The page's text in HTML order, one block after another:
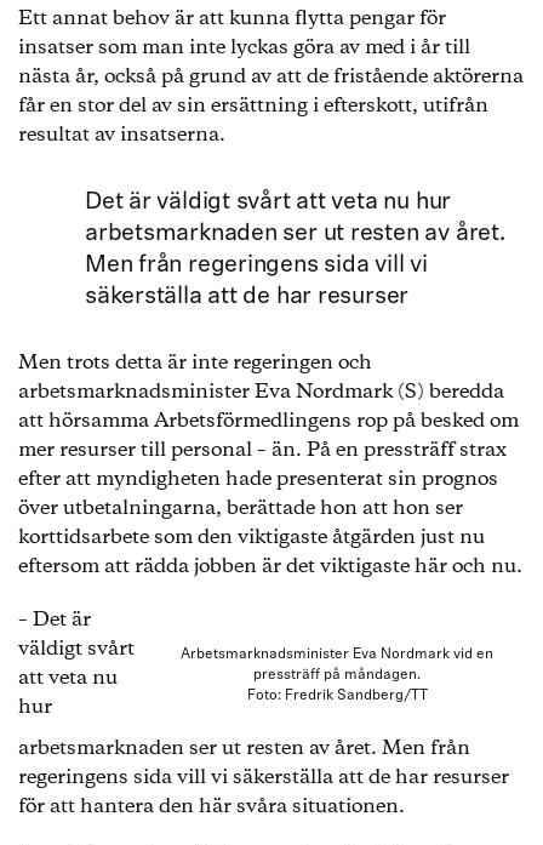
Ett annat behov är att kunna flytta pengar för
insatser som man inte lyckas göra av med i år till
nästa år, också på grund av att de fristående aktörerna
får en stor del av sin ersättning i efterskott, utifrån
resultat av insatserna.
Det är väldigt svårt att veta nu hur
arbetsmarknaden ser ut resten av året.
Men från regeringens sida vill vi
säkerställa att de har resurser
Men trots detta är inte regeringen och
arbetsmarknadsminister Eva Nordmark (S) beredda
att hörsamma Arbetsförmedlingens rop på besked om
mer resurser till personal – än. På en pressträff strax
efter att myndigheten hade presenterat sin prognos
över utbetalningarna, berättade hon att hon ser
korttidsarbete som den viktigaste åtgärden just nu
eftersom att rädda jobben är det viktigaste här och nu.
Arbetsmarknadsminister Eva Nordmark vid en
pressträff på måndagen.
Foto: Fredrik Sandberg/TT
– Det är
väldigt svårt
att veta nu
hur
arbetsmarknaden ser ut resten av året. Men från
regeringens sida vill vi säkerställa att de har resurser
för att hantera den här svåra situationen.